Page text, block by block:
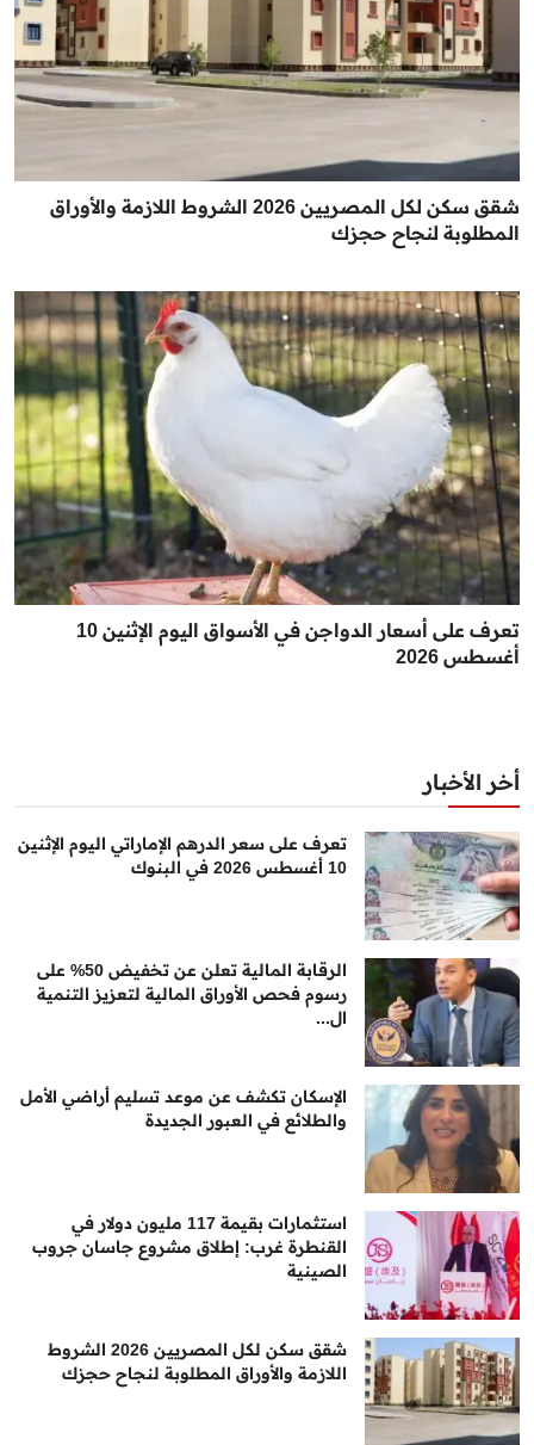
شقق سكن لكل المصريين 2026 الشروط اللازمة والأوراق
المطلوبة لنجاح حجزك
تعرف على أسعار الدواجن في الأسواق اليوم الإثنين 10
أغسطس 2026
أخر الأخبار
تعرف على سعر الدرهم الإماراتي اليوم الإثنين
10 أغسطس 2026 في البنوك
الرقابة المالية تعلن عن تخفيض 50% على
رسوم فحص الأوراق المالية لتعزيز التنمية
ال...
الإسكان تكشف عن موعد تسليم أراضي الأمل
والطلائع في العبور الجديدة
استثمارات بقيمة 117 مليون دولار في
القنطرة غرب: إطلاق مشروع جاسان جروب
الصينية
شقق سكن لكل المصريين 2026 الشروط
اللازمة والأوراق المطلوبة لنجاح حجزك